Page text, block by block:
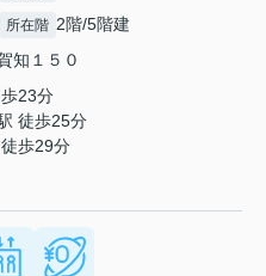
所在階 2階/5階建
知１５０
歩23分
徒歩25分
徒歩29分